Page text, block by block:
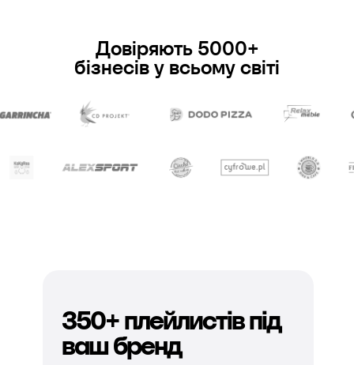
Довіряють 5000+
бізнесів у всьому світі
350+ плейлистів під
ваш бренд